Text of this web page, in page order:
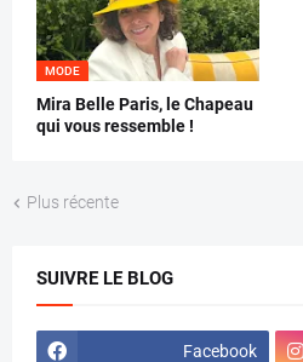
MODE
Mira Belle Paris, le Chapeau
qui vous ressemble !
Plus récente
SUIVRE LE BLOG
Facebook